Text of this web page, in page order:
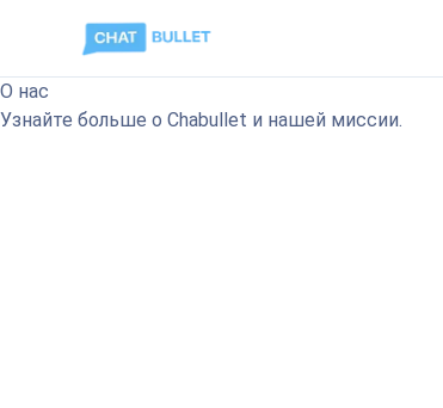
О нас
Узнайте больше о Chabullet и нашей миссии.